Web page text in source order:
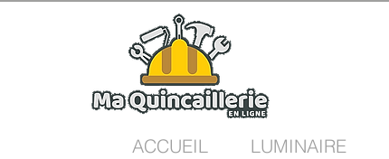
ACCUEIL LUMINAIRE